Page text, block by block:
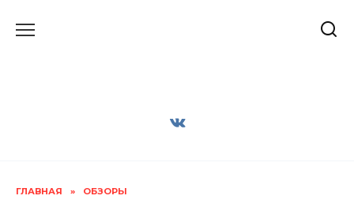
ГЛАВНАЯ » ОБЗОРЫ